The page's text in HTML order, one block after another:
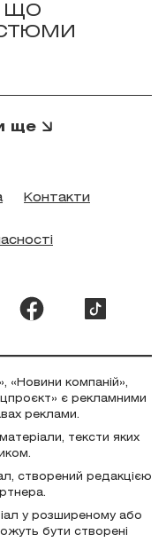
ЩО
ще
Контакти
«Новини компаній»,
є рекламними
реклами.
тексти яких
створений редакцією
у розширеному або
бути створені